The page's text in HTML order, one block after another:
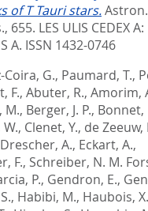
of T Tauri stars.Astron.
655. LES ULIS CEDEX A:
S A. ISSN 1432-0746
G., Paumard, T.,
F., Abuter, R., Amorim,
M., Berger, J. P., Bonnet,
, Clenet, Y., de Zeeuw,
Drescher, A., Eckart, A.,
F., Schreiber, N. M.
P., Gendron, E.,
, Habibi, M., Haubois, X.